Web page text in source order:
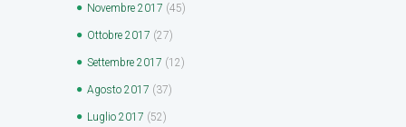
Novembre 2017 (45)
Ottobre 2017 (27)
Settembre 2017 (12)
Agosto 2017 (37)
Luglio 2017 (52)